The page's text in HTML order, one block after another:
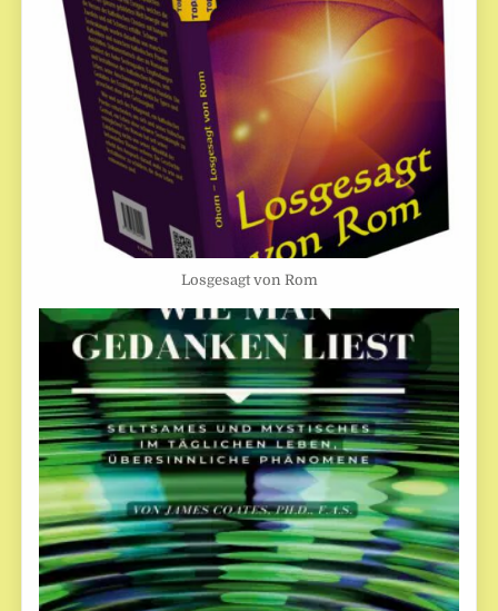
Losgesagt von Rom